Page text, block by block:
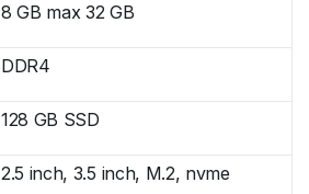
8 GB max 32 GB
DDR4
128 GB SSD
2.5 inch, 3.5 inch, M.2, nvme